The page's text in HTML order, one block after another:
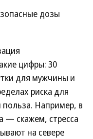
дозы
цифры: 30
для мужчины и
риска для
Например, в
— скажем, стресса
на севере